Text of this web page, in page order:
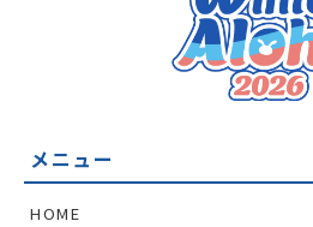
メニュー
HOME